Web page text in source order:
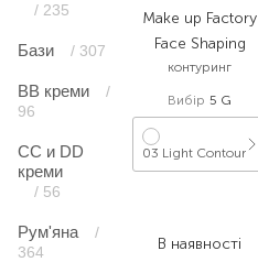
/ 235
Бази / 307
ВВ креми
/
96
CC и DD
креми
/ 56
Рум'яна
/
364
Make up Factory
Face Shaping
контуринг
Вибір 5 G
03 Light Contour
В наявності